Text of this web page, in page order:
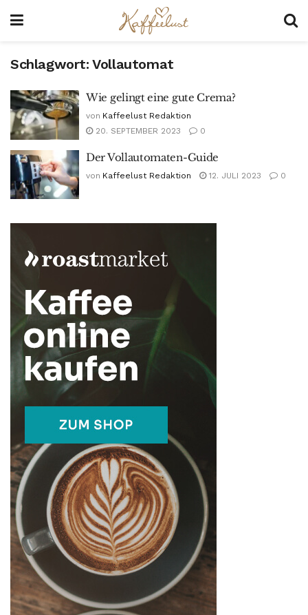
Schlagwort:Vollautomat
Wie gelingt eine gute Crema?
von Kaffeelust Redaktion
20. SEPTEMBER 2023
0
Der Vollautomaten-Guide
von Kaffeelust Redaktion 12. JULI 2023 0